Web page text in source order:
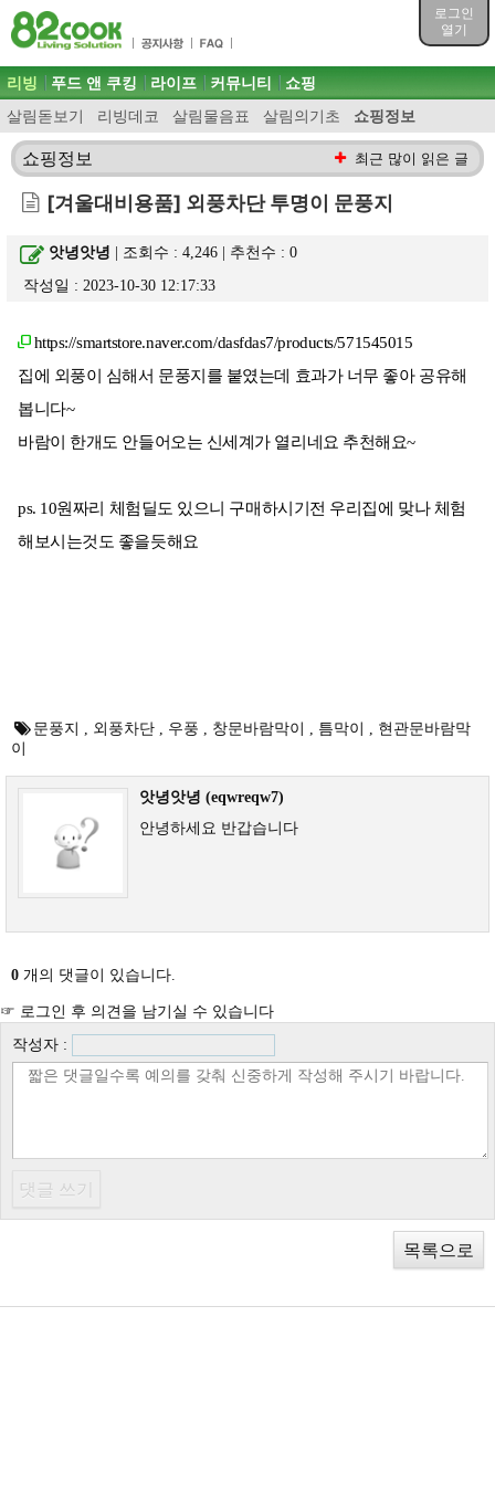
로그인
열기
목차
주메뉴 바로가기
컨텐츠 바로가기
검색 바로가기
로그인 바로가기
주메뉴
리빙
살림돋보기 리빙데코 살림물음표 살림의기초 쇼핑정보
푸드 앤 쿠킹 라이프 커뮤니티 쇼핑
쇼핑정보 최근 많이 읽은 글
[겨울대비용품] 외풍차단 투명이 문풍지
앗녕앗녕 | 조회수 : 4,246 | 추천수 :0
작성일 : 2023-10-30 12:17:33
https://smartstore.naver.com/dasfdas7/products/571545015
집에 외풍이 심해서 문풍지를 붙였는데 효과가 너무 좋아 공유해
봅니다~
바람이 한개도 안들어오는 신세계가 열리네요 추천해요~
ps. 10원짜리 체험딜도 있으니 구매하시기전 우리집에 맞나 체험
해보시는것도 좋을듯해요
문풍지 , 외풍차단, 우풍 , 창문바람막이 , 틈막이 , 현관문바람막
이
앗녕앗녕 (eqwreqw7)
안녕하세요 반갑습니다
0 개의 댓글이 있습니다.
☞ 로그인 후 의견을 남기실 수 있습니다
작성자 :
목록으로